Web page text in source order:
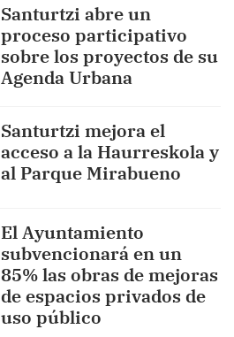
Santurtzi abre un
proceso participativo
sobre los proyectos de su
Agenda Urbana
Santurtzi mejora el
acceso a la Haurreskola y
al Parque Mirabueno
El Ayuntamiento
subvencionará en un
85% las obras de mejoras
de espacios privados de
uso público